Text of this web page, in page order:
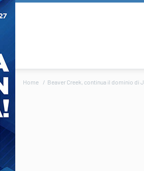
Home Beaver Creek, continua il dominio di